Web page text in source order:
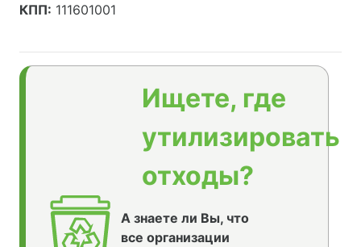
КПП: 111601001
Ищете, где
утилизировать
отходы?
А знаете ли Вы, что
все организации